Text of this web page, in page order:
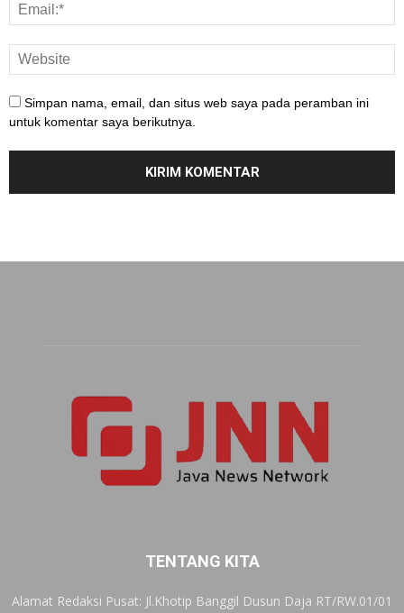
Simpan nama, email, dan situs web saya pada peramban ini
untuk komentar saya berikutnya.
TENTANG KITA
Alamat Redaksi Pusat: Jl.Khotip Banggil Dusun Daja RT/RW.01/01